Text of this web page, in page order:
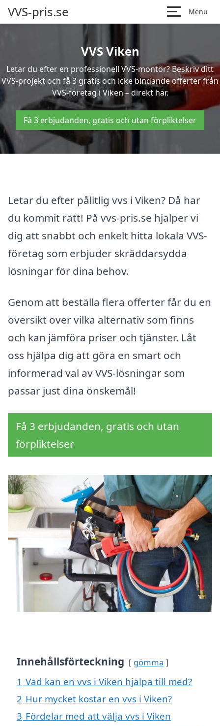
VVS-pris.se Menu
VVS Viken
Letar du efter en professionell VVS-montör? Beskriv ditt
VVS-projekt och få 3 gratis och icke bindande offerter från
VVS-företag i Viken – direkt här.
Få 3 erbjudanden, gratis och utan förpliktelser
Letar du efter pålitlig vvs i Viken? Då har
du kommit rätt! På vvs-pris.se hjälper vi
dig att snabbt och enkelt hitta lokala VVS-
företag som erbjuder skräddarsydda
lösningar för dina behov.
Genom att beställa flera offerter får du en
översikt över vilka alternativ som finns
och kan jämföra priser och tjänster. Låt
oss hjälpa dig att göra en smart och
informerad val av VVS-lösningar som
passar just dina önskemål!
Få 3 erbjudanden, gratis och utan
förpliktelser
Innehållsförteckning gömma
1 Vad kan en vvs i Viken hjälpa till med?
2 Hur mycket kostar en vvs i Viken?
3 Fördelar med att välja vvs i Viken